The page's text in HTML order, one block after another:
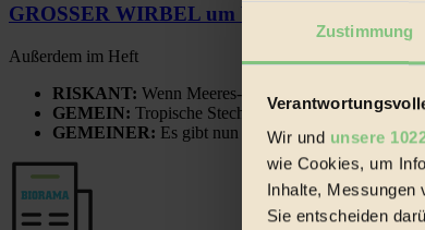
Zustimmung
Wir und unsere
wie Cookies, um
Inhalte, Messungen
Sie entscheiden
GROSSER WIRBEL um Versuche, den
Außerdem im Heft
RISKANT: Wenn Meeres- und Wildvögel im
GEMEIN: Tropische Stechmücken fühlen sich in
GEMEINER: Es gibt nun Weinflaschen, die nach